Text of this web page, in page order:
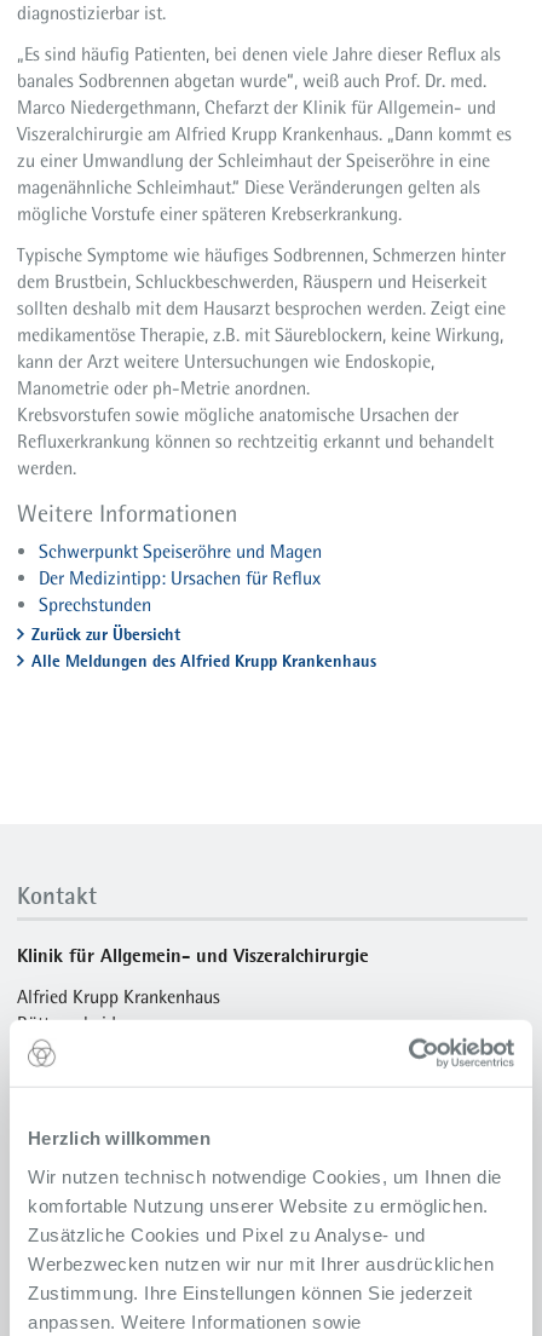
Herzlich willkommen
Wir nutzen technisch notwendige Cookies, um Ihnen die
komfortable Nutzung unserer Website zu ermöglichen.
Zusätzliche Cookies und Pixel zu Analyse- und
Werbezwecken nutzen wir nur mit Ihrer ausdrücklichen
Zustimmung. Ihre Einstellungen können Sie jederzeit
anpassen. Weitere Informationen sowie
diagnostizierbar ist.
„Es sind häufig Patienten, bei denen viele Jahre dieser Reflux als
banales Sodbrennen abgetan wurde“, weiß auch Prof. Dr. med.
Marco Niedergethmann, Chefarzt der Klinik für Allgemein- und
Viszeralchirurgie am Alfried Krupp Krankenhaus. „Dann kommt es
zu einer Umwandlung der Schleimhaut der Speiseröhre in eine
magenähnliche Schleimhaut.“ Diese Veränderungen gelten als
mögliche Vorstufe einer späteren Krebserkrankung.
Typische Symptome wie häufiges Sodbrennen, Schmerzen hinter
dem Brustbein, Schluckbeschwerden, Räuspern und Heiserkeit
sollten deshalb mit dem Hausarzt besprochen werden. Zeigt eine
medikamentöse Therapie, z.B. mit Säureblockern, keine Wirkung,
kann der Arzt weitere Untersuchungen wie Endoskopie,
Manometrie oder ph-Metrie anordnen.
Krebsvorstufen sowie mögliche anatomische Ursachen der
Refluxerkrankung können so rechtzeitig erkannt und behandelt
werden.
Weitere Informationen
Schwerpunkt Speiseröhre und Magen
Der Medizintipp: Ursachen für Reflux
Sprechstunden
Zurück zur Übersicht
Alle Meldungen des Alfried Krupp Krankenhaus
Kontakt
Klinik für Allgemein- und Viszeralchirurgie
Alfried Krupp Krankenhaus
Rüttenscheid
Alfried-Krupp-Straße 21
Terminvereinbarung
Chirurgische Ambulanz
Telefon0201 434-2640
Proktologie/ Endoskopie
Telefon0201 434-2621